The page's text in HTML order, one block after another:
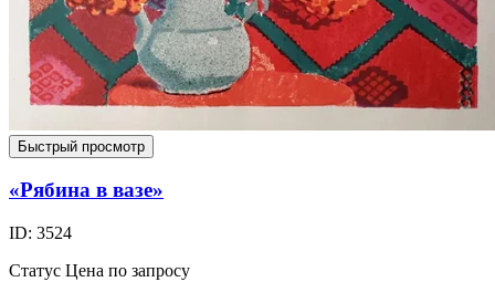
Быстрый просмотр
«Рябина в вазе»
ID: 3524
Статус Цена по запросу